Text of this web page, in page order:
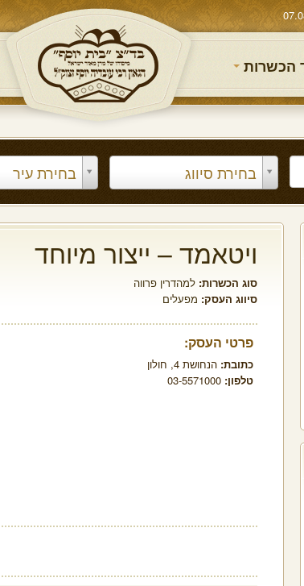
הכשרות
בחירת סיווג בחירת עיר
ויטאמד – ייצור מיוחד
סוג הכשרות: למהדרין פרווה
סיווג העסק: מפעלים
פרטי העסק:
כתובת: הנחושת 4, חולון
טלפון: 03-5571000